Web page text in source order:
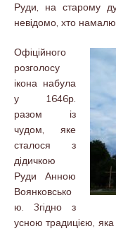
Руди, на старому
невiдомо, хто
Офiцiйного
розголосу
ікона набула
у 1646р.
разом із
чудом, яке
сталося з
дiдичкою
Руди Анною
Воянковсько
ю. 3гiдно з
усною традицiєю, яка